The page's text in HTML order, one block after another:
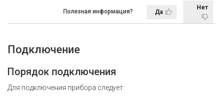
Полезная информация? Да
Нет
Подключение
Порядок подключения
Для подключения прибора следует: